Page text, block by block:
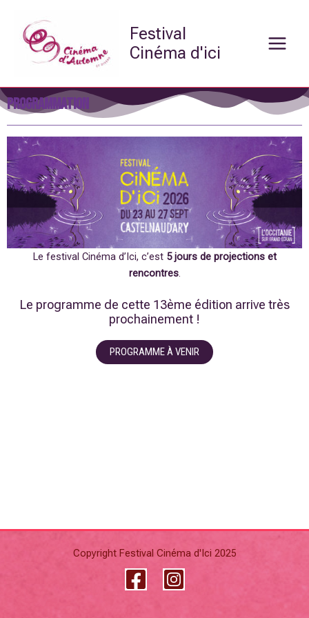
contenu
Festival
Cinéma d'ici
Menu
programmation
Le festival Cinéma d’Ici, c’est 5 jours de projections et
rencontres.
Le programme de cette 13ème édition arrive très
prochainement !
PROGRAMME À VENIR
Copyright Festival Cinéma d'Ici 2025